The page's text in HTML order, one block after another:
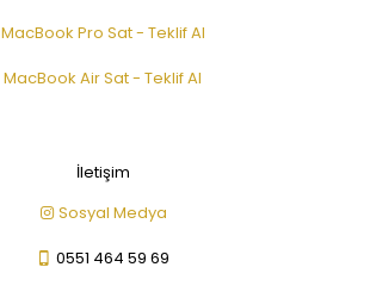
MacBook Pro Sat - Teklif Al
MacBook Air Sat - Teklif Al
İletişim
Sosyal Medya
0551 464 59 69